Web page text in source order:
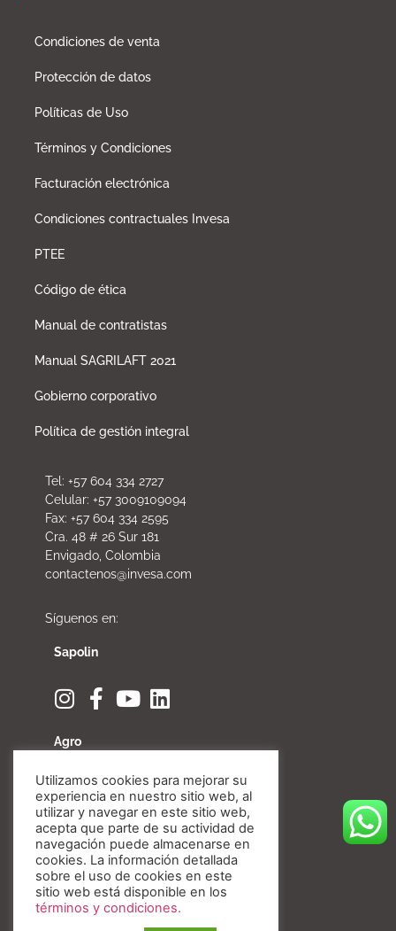
Condiciones de venta
Protección de datos
Políticas de Uso
Términos y Condiciones
Facturación electrónica
Condiciones contractuales Invesa
PTEE
Código de ética
Manual de contratistas
Manual SAGRILAFT 2021
Gobierno corporativo
Política de gestión integral
Tel: +57 604 334 2727
Celular: +57 3009109094
Fax: +57 604 334 2595
Cra. 48 # 26 Sur 181
Envigado, Colombia
contactenos@invesa.com
Síguenos en:
Sapolin
Agro
Fibratore
Utilizamos cookies para mejorar su
experiencia en nuestro sitio web, al
utilizar y navegar en este sitio web,
acepta que parte de su actividad de
navegación puede almacenarse en
cookies. La información detallada
sobre el uso de cookies en este
sitio web está disponible en los
términos y condiciones.